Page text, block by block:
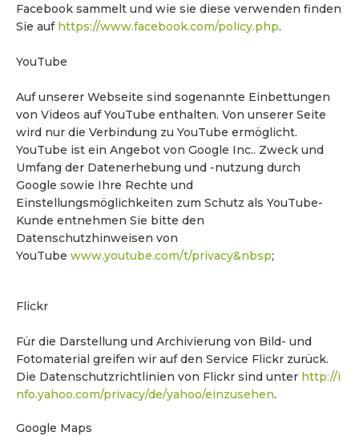
Facebook sammelt und wie sie diese verwenden finden
Sie auf https://www.facebook.com/policy.php.
YouTube
Auf unserer Webseite sind sogenannte Einbettungen
von Videos auf YouTube enthalten. Von unserer Seite
wird nur die Verbindung zu YouTube ermöglicht.
YouTube ist ein Angebot von Google Inc.. Zweck und
Umfang der Datenerhebung und -nutzung durch
Google sowie Ihre Rechte und
Einstellungsmöglichkeiten zum Schutz als YouTube-
Kunde entnehmen Sie bitte den
Datenschutzhinweisen von
YouTube www.youtube.com/t/privacy&nbsp;
Flickr
Für die Darstellung und Archivierung von Bild- und
Fotomaterial greifen wir auf den Service Flickr zurück.
Die Datenschutzrichtlinien von Flickr sind unter http://i
nfo.yahoo.com/privacy/de/yahoo/einzusehen.
Google Maps